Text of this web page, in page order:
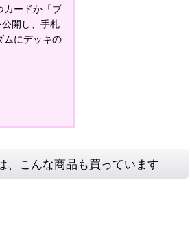
カードか「ブ
公開し、手札
ムにデッキの
、こんな商品も買っています